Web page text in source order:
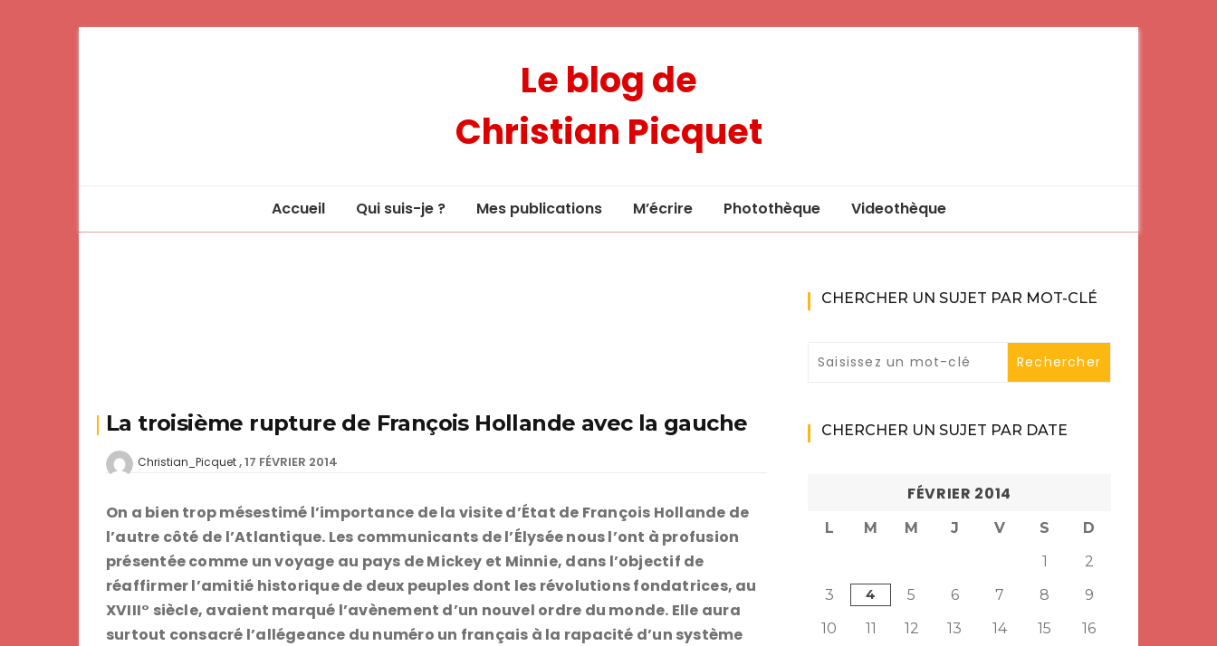
Le blog de
Christian Picquet
Accueil Qui suis-je ? Mes publications M’écrire Photothèque Videothèque
La troisième rupture de François Hollande avec la gauche
Christian_Picquet 17 FÉVRIER 2014
On a bien trop mésestimé l’importance de la visite d’État de François Hollande de
l’autre côté de l’Atlantique. Les communicants de l’Élysée nous l’ont à profusion
présentée comme un voyage au pays de Mickey et Minnie, dans l’objectif de
réaffirmer l’amitié historique de deux peuples dont les révolutions fondatrices, au
XVIII° siècle, avaient marqué l’avènement d’un nouvel ordre du monde. Elle aura
surtout consacré l’allégeance du numéro un français à la rapacité d’un système
CHERCHER UN SUJET PAR MOT-CLÉ
CHERCHER UN SUJET PAR DATE
FÉVRIER 2014
L M M J V S
D
1
2
3
4 5 6 7 8
9
10
11 12 13 14 15 16